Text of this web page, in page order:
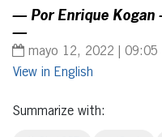
— Por Enrique Kogan
—
mayo 12, 2022 | 09:05
English
Summarize with: